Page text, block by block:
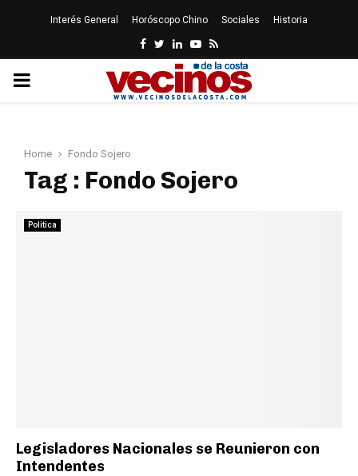
Interés General Horóscopo Chino Sociales Historia
Facebook
Twitter
LinkedinYoutube
Rss
PRIMARY
Home Fondo Sojero
Tag : Fondo Sojero
Politica
Legisladores Nacionales se Reunieron con
Intendentes